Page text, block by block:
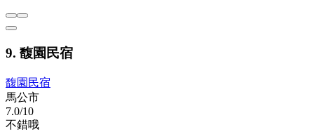
9. 馥園民宿
馥園民宿
馬公市
7.0/10
不錯哦